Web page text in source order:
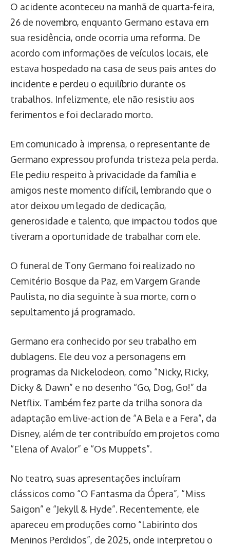
O acidente aconteceu na manhã de quarta-feira,
26 de novembro, enquanto Germano estava em
sua residência, onde ocorria uma reforma. De
acordo com informações de veículos locais, ele
estava hospedado na casa de seus pais antes do
incidente e perdeu o equilíbrio durante os
trabalhos. Infelizmente, ele não resistiu aos
ferimentos e foi declarado morto.
Em comunicado à imprensa, o representante de
Germano expressou profunda tristeza pela perda.
Ele pediu respeito à privacidade da família e
amigos neste momento difícil, lembrando que o
ator deixou um legado de dedicação,
generosidade e talento, que impactou todos que
tiveram a oportunidade de trabalhar com ele.
O funeral de Tony Germano foi realizado no
Cemitério Bosque da Paz, em Vargem Grande
Paulista, no dia seguinte à sua morte, com o
sepultamento já programado.
Germano era conhecido por seu trabalho em
dublagens. Ele deu voz a personagens em
programas da Nickelodeon, como “Nicky, Ricky,
Dicky & Dawn” e no desenho “Go, Dog, Go!” da
Netflix. Também fez parte da trilha sonora da
adaptação em live-action de “A Bela e a Fera”, da
Disney, além de ter contribuído em projetos como
“Elena of Avalor” e “Os Muppets”.
No teatro, suas apresentações incluíram
clássicos como “O Fantasma da Ópera”, “Miss
Saigon” e “Jekyll & Hyde”. Recentemente, ele
apareceu em produções como “Labirinto dos
Meninos Perdidos”, de 2025, onde interpretou o